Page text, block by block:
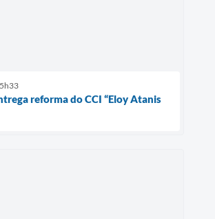
reforma do CCI “Eloy Atanis